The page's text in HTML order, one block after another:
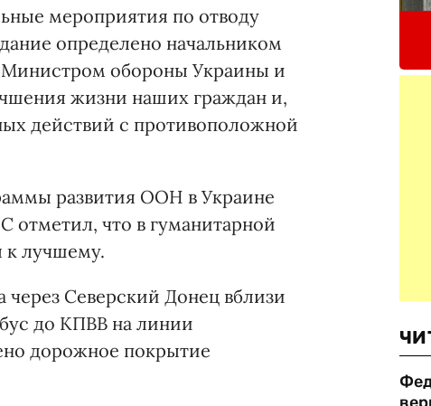
мероприятия по отводу
определено начальником
обороны Украины и
жизни наших граждан и,
действий с противоположной
развития ООН в Украине
что в гуманитарной
к лучшему.
через Северский Донец вблизи
до КПВВ на линии
дорожное покрытие